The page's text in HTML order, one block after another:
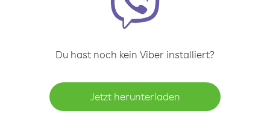
Du hast noch kein Viber installiert?
Jetzt herunterladen